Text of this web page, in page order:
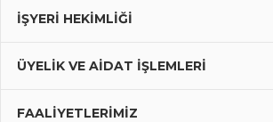
İŞYERİ HEKİMLİĞİ
ÜYELIK VE AIDAT İŞLEMLERI
FAALIYETLERIMIZ